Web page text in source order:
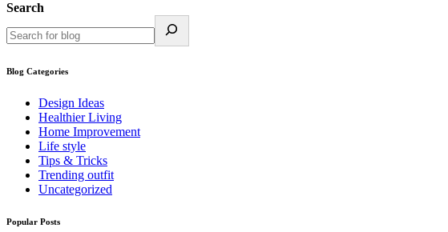
Search
Blog Categories
Design Ideas
Healthier Living
Home Improvement
Life style
Tips & Tricks
Trending outfit
Uncategorized
Popular Posts